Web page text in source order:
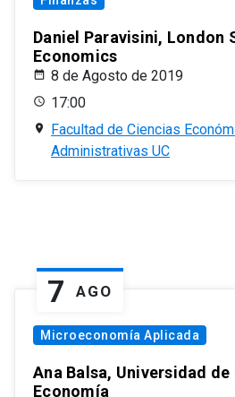
Daniel Paravisini, London
Economics
8 de Agosto de 2019
17:00
Facultad de Ciencias
Administrativas UC
7 AGO
Microeconomía Aplicada
Ana Balsa, Universidad
Economía